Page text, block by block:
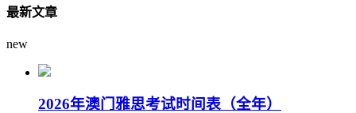
最新文章
new
2026年澳门雅思考试时间表（全年）